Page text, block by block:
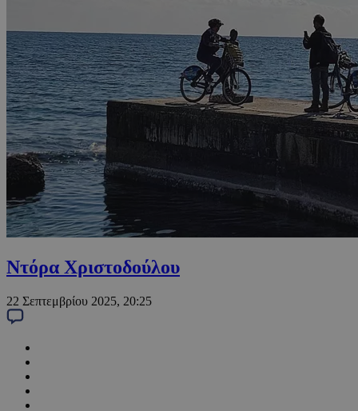
Ντόρα Χριστοδούλου
22 Σεπτεμβρίου 2025, 20:25